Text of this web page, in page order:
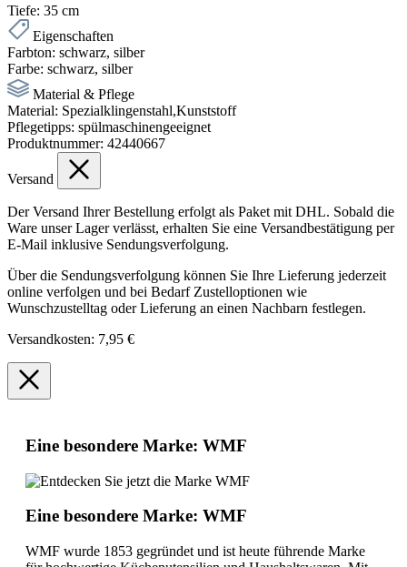
Tiefe: 35 cm
Eigenschaften
Farbton: schwarz, silber
Farbe: schwarz, silber
Material & Pflege
Material: Spezialklingenstahl,Kunststoff
Pflegetipps: spülmaschinengeeignet
Produktnummer: 42440667
Versand
Der Versand Ihrer Bestellung erfolgt als Paket mit DHL. Sobald die
Ware unser Lager verlässt, erhalten Sie eine Versandbestätigung per
E-Mail inklusive Sendungsverfolgung.
Über die Sendungsverfolgung können Sie Ihre Lieferung jederzeit
online verfolgen und bei Bedarf Zustelloptionen wie
Wunschzustelltag oder Lieferung an einen Nachbarn festlegen.
Versandkosten: 7,95 €
Eine besondere Marke: WMF
Eine besondere Marke: WMF
WMF wurde 1853 gegründet und ist heute führende Marke